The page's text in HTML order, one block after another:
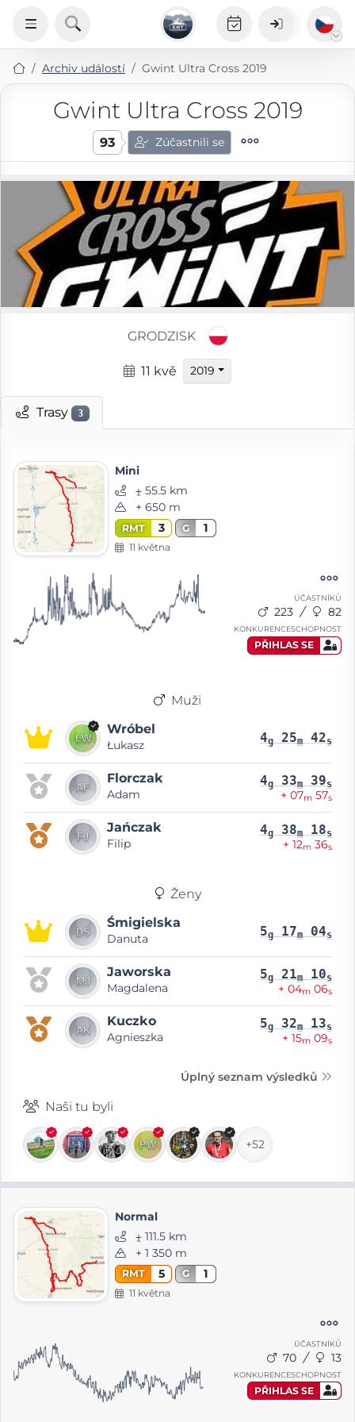
Archiv událostí Gwint Ultra Cross 2019
Gwint Ultra Cross 2019
93 Zúčastnili se
GRODZISK
11 kvě 2019
Trasy 3
Mini
⨦ 55.5 km
+ 650 m
RMT 3 G 1
11 května
ÚČASTNÍKŮ
223 82
KONKURENCESCHOPNOST
PŘIHLAS SE
Muži
Wróbel
Łukasz 4g 25m 42s
Florczak
Adam
4g 33m 39s
+ 07m 57s
Jańczak
Filip
4g 38m 18s
+ 12m 36s
Ženy
Śmigielska
Danuta 5g 17m 04s
Jaworska
Magdalena
5g 21m 10s
+ 04m 06s
Kuczko
Agnieszka
5g 32m 13s
+ 15m 09s
Úplný seznam výsledků
Naši tu byli
+52
Normal
⨦ 111.5 km
+ 1 350 m
RMT 5 G 1
11 května
ÚČASTNÍKŮ
70 13
KONKURENCESCHOPNOST
PŘIHLAS SE